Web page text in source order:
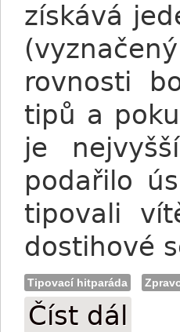
získává
rovnosti
tipů a
je
podařilo
tipovali
dostihové
Tipovací hitparáda
Číst dál